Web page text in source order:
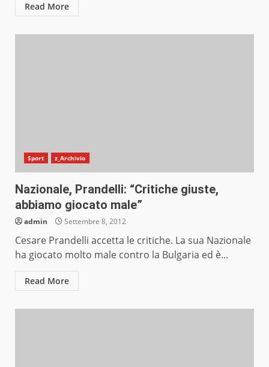
Read More
Sport z_Archivio
Nazionale, Prandelli: “Critiche giuste,
abbiamo giocato male”
admin Settembre 8, 2012
Cesare Prandelli accetta le critiche. La sua Nazionale
ha giocato molto male contro la Bulgaria ed è...
Read More